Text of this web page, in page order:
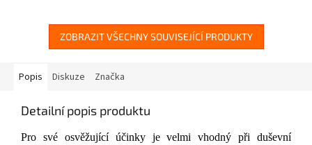
ZOBRAZIT VŠECHNY SOUVISEJÍCÍ PRODUKTY
Popis Diskuze Značka
Detailní popis produktu
Pro své osvěžující účinky je velmi vhodný při duševní